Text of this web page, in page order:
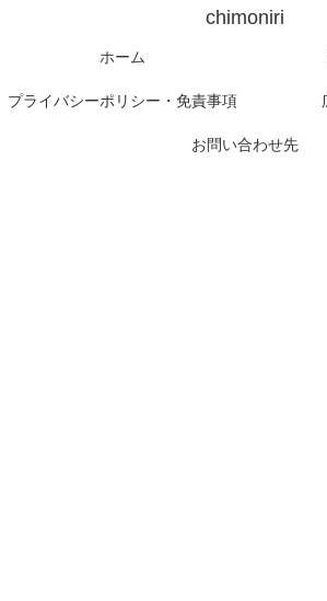
chimoniri
ホーム
プライバシーポリシー・免責事項
お問い合わせ先